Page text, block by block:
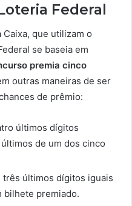
Federal
que utilizam o
se baseia em
premia cinco
outras maneiras de ser
de prêmio:
últimos dígitos
de um dos cinco
últimos dígitos iguais
bilhete premiado.